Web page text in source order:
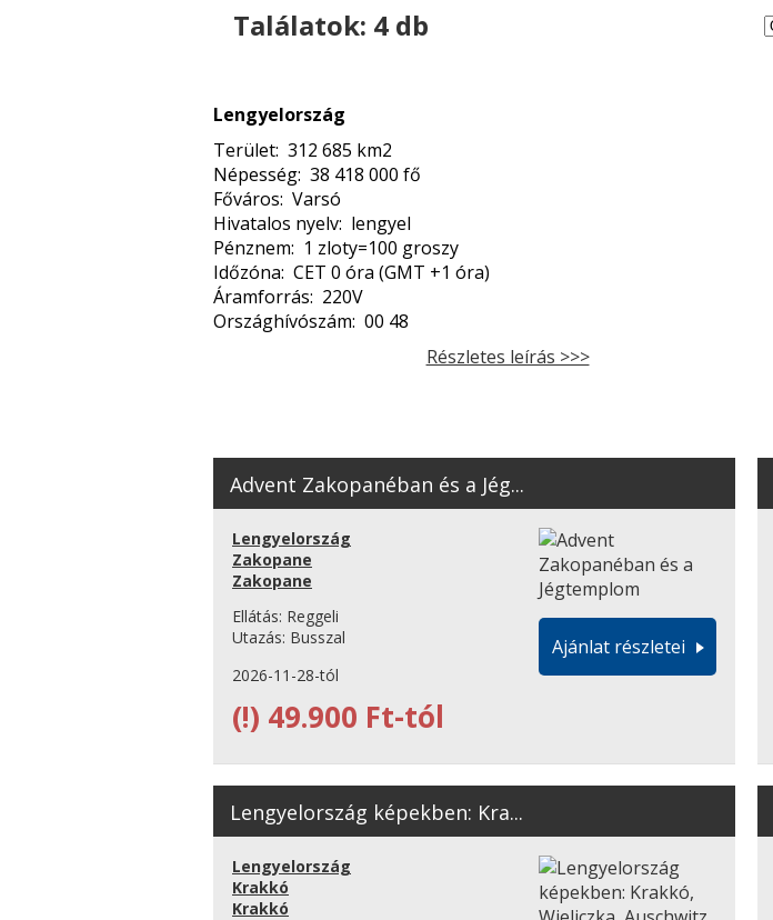
Találatok: 4 db
Lengyelország
Terület: 312 685 km2
Népesség: 38 418 000 fő
Főváros: Varsó
Hivatalos nyelv: lengyel
Pénznem: 1 zloty=100 groszy
Időzóna: CET 0 óra (GMT +1 óra)
Áramforrás: 220V
Országhívószám: 00 48
Részletes leírás >>>
Advent Zakopanéban és a Jég...
Lengyelország
Zakopane
Zakopane
Ellátás: Reggeli
Utazás: Busszal
2026-11-28-tól
(!) 49.900 Ft-tól
Ajánlat részletei
Lengyelország képekben: Kra...
Lengyelország
Krakkó
Krakkó